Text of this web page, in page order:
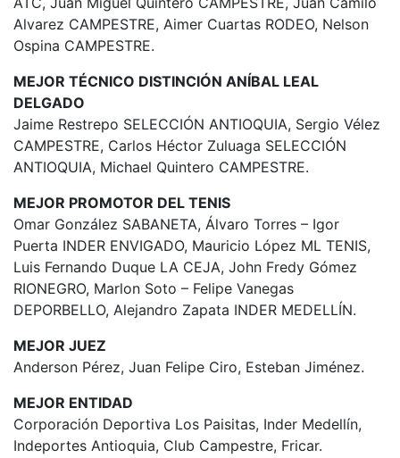
Alvarez CAMPESTRE, Aimer Cuartas RODEO, Nelson
Ospina CAMPESTRE.
MEJOR TÉCNICO DISTINCIÓN ANÍBAL LEAL
DELGADO
Jaime Restrepo SELECCIÓN ANTIOQUIA, Sergio Vélez
CAMPESTRE, Carlos Héctor Zuluaga SELECCIÓN
ANTIOQUIA, Michael Quintero CAMPESTRE.
MEJOR PROMOTOR DEL TENIS
Omar González SABANETA, Álvaro Torres – Igor
Puerta INDER ENVIGADO, Mauricio López ML TENIS,
Luis Fernando Duque LA CEJA, John Fredy Gómez
RIONEGRO, Marlon Soto – Felipe Vanegas
DEPORBELLO, Alejandro Zapata INDER MEDELLÍN.
MEJOR JUEZ
Anderson Pérez, Juan Felipe Ciro, Esteban Jiménez.
MEJOR ENTIDAD
Corporación Deportiva Los Paisitas, Inder Medellín,
Indeportes Antioquia, Club Campestre, Fricar.